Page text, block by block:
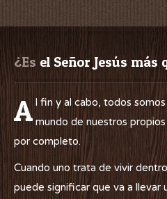
¿Es el Señor Jesús más
A l fin y al cabo, todos
mundo de nuestros
por completo.
Cuando uno trata de vivir
puede significar que va a llevar